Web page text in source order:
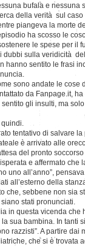
bufala e nessuna
della verità sul
piangeva la morte
ha scosso le
le spese per il
dubbi sulla veridicità
hanno sentito le frasi
sono andate le cose
da Fanpage.it,
sentito gli insulti, ma
quindi.
tentativo di salvare
è arrivato alle
del pronto
e affermato
uno all’anno”,
all’esterno della
che, sebbene non sia
stati pronunciati.
in questa vicenda che
sua bambina. In tanti
razzisti”. A partire dai
che si è trovata